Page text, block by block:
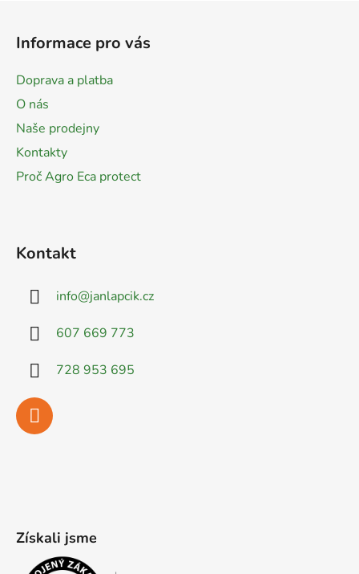
Informace pro vás
Doprava a platba
O nás
Naše prodejny
Kontakty
Proč Agro Eca protect
Kontakt
info@janlapcik.cz
607 669 773
728 953 695
Získali jsme